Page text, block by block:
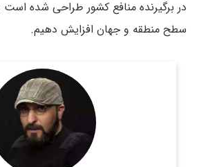
در برگیرنده منافع کشور طراحی شده است
سطح منطقه و جهان افزایش دهیم.
روزنامه نگار و کارشناس ارشد روزنامه
تحریریه دیپلماسی ایرانی.
اطلاعات بیشتر